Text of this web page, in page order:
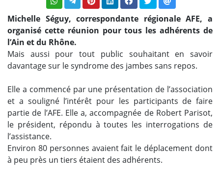
Michelle Séguy, correspondante régionale AFE, a
organisé cette réunion pour tous les adhérents de
l’Ain et du Rhône.
Mais aussi pour tout public souhaitant en savoir
davantage sur le syndrome des jambes sans repos.
Elle a commencé par une présentation de l’association
et a souligné l’intérêt pour les participants de faire
partie de l’AFE. Elle a, accompagnée de Robert Parisot,
le président, répondu à toutes les interrogations de
l’assistance.
Environ 80 personnes avaient fait le déplacement dont
à peu près un tiers étaient des adhérents.